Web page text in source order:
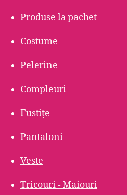
Produse la pachet
Costume
Pelerine
Compleuri
Fustițe
Pantaloni
Veste
Tricouri - Maiouri